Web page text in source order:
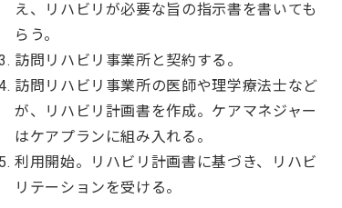
え、リハビリが必要な旨の指示書を書いても
らう。
訪問リハビリ事業所と契約する。
訪問リハビリ事業所の医師や理学療法士など
が、リハビリ計画書を作成。ケアマネジャー
はケアプランに組み入れる。
利用開始。リハビリ計画書に基づき、リハビ
リテーションを受ける。